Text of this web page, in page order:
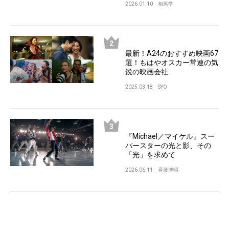
2026.01.10 相馬学
最新！A24のおすすめ映画67
選！もはやオスカー常連の気
鋭の映画会社
2025.03.18 SYO
『Michael／マイケル』スー
パースターの光と影、その
「光」を求めて
2026.06.11 斉藤博昭